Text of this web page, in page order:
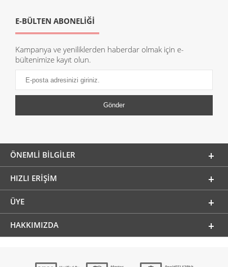
E-BÜLTEN ABONELİĞİ
Kampanya ve yeniliklerden haberdar olmak için e-
bültenimize kayıt olun.
ÖNEMLI BILGILER
HIZLI ERIŞIM
ÜYE
HAKKIMIZDA